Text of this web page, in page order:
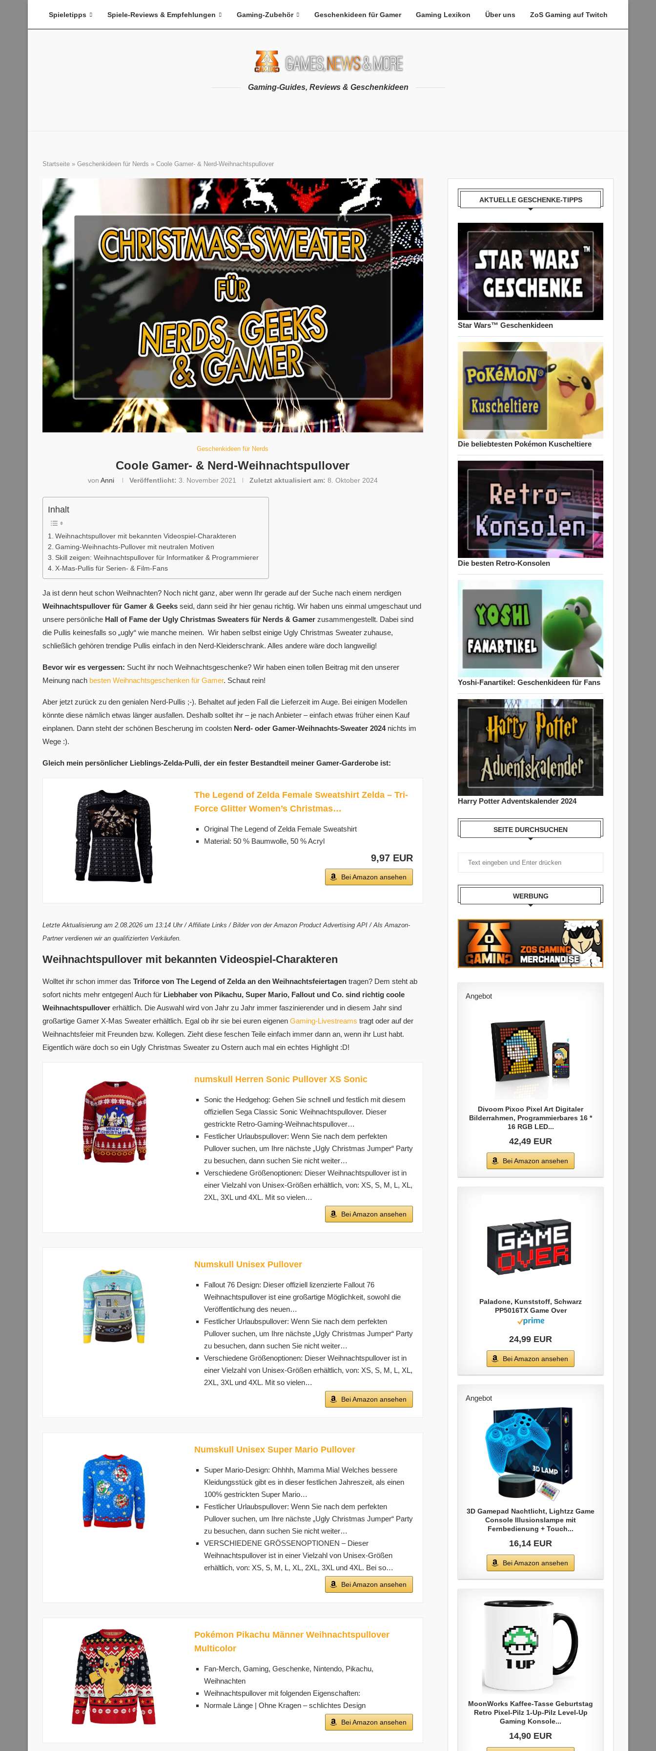
Spieletipps Spiele-Reviews & Empfehlungen Gaming-Zubehör Geschenkideen für Gamer Gaming Lexikon Über uns ZoS Gaming auf Twitch
Gaming-Guides, Reviews & Geschenkideen
Startseite » Geschenkideen für Nerds » Coole Gamer- & Nerd-Weihnachtspullover
Geschenkideen für Nerds
Coole Gamer- & Nerd-Weihnachtspullover
von Anni Veröffentlicht: 3. November 2021 Zuletzt aktualisiert am: 8. Oktober 2024
Inhalt
Weihnachtspullover mit bekannten Videospiel-Charakteren
Gaming-Weihnachts-Pullover mit neutralen Motiven
Skill zeigen: Weihnachtspullover für Informatiker & Programmierer
X-Mas-Pullis für Serien- & Film-Fans
Ja ist denn heut schon Weihnachten? Noch nicht ganz, aber wenn Ihr gerade auf der Suche nach einem nerdigen
Weihnachtspullover für Gamer & Geeks seid, dann seid ihr hier genau richtig. Wir haben uns einmal umgeschaut und
unsere persönliche Hall of Fame der Ugly Christmas Sweaters für Nerds & Gamer zusammengestellt. Dabei sind
die Pullis keinesfalls so „ugly“ wie manche meinen. Wir haben selbst einige Ugly Christmas Sweater zuhause,
schließlich gehören trendige Pullis einfach in den Nerd-Kleiderschrank. Alles andere wäre doch langweilig!
Bevor wir es vergessen: Sucht ihr noch Weihnachtsgeschenke? Wir haben einen tollen Beitrag mit den unserer
Meinung nach besten Weihnachtsgeschenken für Gamer. Schaut rein!
Aber jetzt zurück zu den genialen Nerd-Pullis ;-). Behaltet auf jeden Fall die Lieferzeit im Auge. Bei einigen Modellen
könnte diese nämlich etwas länger ausfallen. Deshalb solltet ihr – je nach Anbieter – einfach etwas früher einen Kauf
einplanen. Dann steht der schönen Bescherung im coolsten Nerd- oder Gamer-Weihnachts-Sweater 2024nichts im
Wege :).
Gleich mein persönlicher Lieblings-Zelda-Pulli, der ein fester Bestandteil meiner Gamer-Garderobe ist:
The Legend of Zelda Female Sweatshirt Zelda – Tri-
Force Glitter Women’s Christmas…
Original The Legend of Zelda Female Sweatshirt
Material: 50 % Baumwolle, 50 % Acryl
9,97 EUR
Bei Amazon ansehen
Letzte Aktualisierung am 2.08.2026 um 13:14 Uhr / Affiliate Links / Bilder von der Amazon Product Advertising API / Als Amazon-
Partner verdienen wir an qualifizierten Verkäufen.
Weihnachtspullover mit bekannten Videospiel-Charakteren
Wolltet ihr schon immer das Triforce von The Legend of Zelda an den Weihnachtsfeiertagen tragen? Dem steht ab
sofort nichts mehr entgegen! Auch für Liebhaber von Pikachu, Super Mario, Fallout und Co. sind richtig coole
Weihnachtspullover erhältlich. Die Auswahl wird von Jahr zu Jahr immer faszinierender und in diesem Jahr sind
großartige Gamer X-Mas Sweater erhältlich. Egal ob ihr sie bei euren eigenen Gaming-Livestreams tragt oder auf der
Weihnachtsfeier mit Freunden bzw. Kollegen. Zieht diese feschen Teile einfach immer dann an, wenn ihr Lust habt.
Eigentlich wäre doch so ein Ugly Christmas Sweater zu Ostern auch mal ein echtes Highlight :D!
numskull Herren Sonic Pullover XS Sonic
Sonic the Hedgehog: Gehen Sie schnell und festlich mit diesem
offiziellen Sega Classic Sonic Weihnachtspullover. Dieser
gestrickte Retro-Gaming-Weihnachtspullover…
Festlicher Urlaubspullover: Wenn Sie nach dem perfekten
Pullover suchen, um Ihre nächste „Ugly Christmas Jumper“ Party
zu besuchen, dann suchen Sie nicht weiter…
Verschiedene Größenoptionen: Dieser Weihnachtspullover ist in
einer Vielzahl von Unisex-Größen erhältlich, von: XS, S, M, L, XL,
2XL, 3XL und 4XL. Mit so vielen…
Bei Amazon ansehen
Numskull Unisex Pullover
Fallout 76 Design: Dieser offiziell lizenzierte Fallout 76
Weihnachtspullover ist eine großartige Möglichkeit, sowohl die
Veröffentlichung des neuen…
Festlicher Urlaubspullover: Wenn Sie nach dem perfekten
Pullover suchen, um Ihre nächste „Ugly Christmas Jumper“ Party
zu besuchen, dann suchen Sie nicht weiter…
Verschiedene Größenoptionen: Dieser Weihnachtspullover ist in
einer Vielzahl von Unisex-Größen erhältlich, von: XS, S, M, L, XL,
2XL, 3XL und 4XL. Mit so vielen…
Bei Amazon ansehen
Numskull Unisex Super Mario Pullover
Super Mario-Design: Ohhhh, Mamma Mia! Welches bessere
Kleidungsstück gibt es in dieser festlichen Jahreszeit, als einen
100% gestrickten Super Mario…
Festlicher Urlaubspullover: Wenn Sie nach dem perfekten
Pullover suchen, um Ihre nächste „Ugly Christmas Jumper“ Party
zu besuchen, dann suchen Sie nicht weiter…
VERSCHIEDENE GRÖSSENOPTIONEN – Dieser
Weihnachtspullover ist in einer Vielzahl von Unisex-Größen
erhältlich, von: XS, S, M, L, XL, 2XL, 3XL und 4XL. Bei so…
Bei Amazon ansehen
Pokémon Pikachu Männer Weihnachtspullover
Multicolor
Fan-Merch, Gaming, Geschenke, Nintendo, Pikachu,
Weihnachten
Weihnachtspullover mit folgenden Eigenschaften:
Normale Länge | Ohne Kragen – schlichtes Design
Bei Amazon ansehen
AKTUELLE GESCHENKE-TIPPS
Star Wars™ Geschenkideen
Die beliebtesten Pokémon Kuscheltiere
Die besten Retro-Konsolen
Yoshi-Fanartikel: Geschenkideen für Fans
Harry Potter Adventskalender 2024
SEITE DURCHSUCHEN
WERBUNG
Angebot
Divoom Pixoo Pixel Art Digitaler
Bilderrahmen, Programmierbares 16 *
16 RGB LED...
42,49 EUR
Bei Amazon ansehen
Paladone, Kunststoff, Schwarz
PP5016TX Game Over
24,99 EUR
Bei Amazon ansehen
Angebot
3D Gamepad Nachtlicht, Lightzz Game
Console Illusionslampe mit
Fernbedienung + Touch...
16,14 EUR
Bei Amazon ansehen
MoonWorks Kaffee-Tasse Geburtstag
Retro Pixel-Pilz 1-Up-Pilz Level-Up
Gaming Konsole...
14,90 EUR